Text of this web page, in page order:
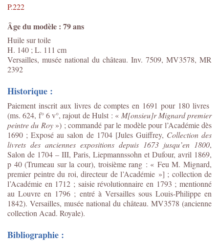
P.222
Âge du modèle : 79 ans
Huile sur toile
H. 140 ; L. 111 cm
Versailles, musée national du château. Inv. 7509, MV3578, MR
2392
Historique :
Paiement inscrit aux livres de comptes en 1691 pour 180 livres
(ms. 624, f° 6 v°, rajout de Hulst : « M[onsieu]r Mignard premier
peintre du Roy») ; commandé par le modèle pour l’Académie dès
1690 ; Exposé au salon de 1704 [Jules Guiffrey, Collection des
livrets des anciennes expositions depuis 1673 jusqu’en 1800,
Salon de 1704 – III, Paris, Liepmannssohn et Dufour, avril 1869,
p 40 (Trumeau sur la cour), troisième rang : « Feu M. Mignard,
premier peintre du roi, directeur de l’Académie »] ; collection de
l’Académie en 1712 ; saisie révolutionnaire en 1793 ; mentionné
au Louvre en 1796 ; entré à Versailles sous Louis-Philippe en
1842). Versailles, musée national du château. MV3578 (ancienne
collection Acad. Royale).
Bibliographie :